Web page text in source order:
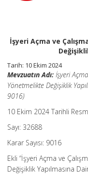
İşyeri Açma ve
Tarih: 10 Ekim 2024
Mevzuatın Adı: İşyeri
Yönetmelikte Değişiklik
9016)
10 Ekim 2024 Tarihli
Sayı: 32688
Karar Sayısı: 9016
Ekli “İşyeri Açma ve
Değişiklik Yapılmasına